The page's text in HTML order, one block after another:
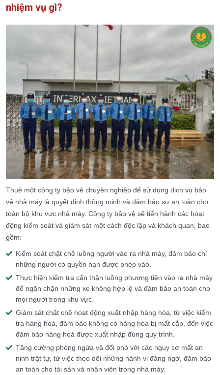
nhiệm vụ gì?
Thuê một công ty bảo vệ chuyên nghiệp để sử dụng dịch vụ bảo
vệ nhà máy là quyết định thông minh và đảm bảo sự an toàn cho
toàn bộ khu vực nhà máy. Công ty bảo vệ sẽ tiến hành các hoạt
động kiểm soát và giám sát một cách độc lập và khách quan, bao
gồm:
Kiểm soát chặt chẽ luồng người vào ra nhà máy, đảm bảo chỉ
những người có quyền hạn được phép vào.
Thực hiện kiểm tra cẩn thận luồng phương tiện vào ra nhà máy
để ngăn chặn những xe không hợp lệ và đảm bảo an toàn cho
mọi người trong khu vực.
Giám sát chặt chẽ hoạt động xuất nhập hàng hóa, từ việc kiểm
tra hàng hoá, đảm bảo không có hàng hóa bị mất cắp, đến việc
đảm bảo hàng hoá được xuất nhập đúng quy trình.
Tăng cường phòng ngừa và đối phó với các nguy cơ mất an
ninh trật tự, từ việc theo dõi những hành vi đáng ngờ, đảm bảo
an toàn cho tài sản và nhân viên trong nhà máy.